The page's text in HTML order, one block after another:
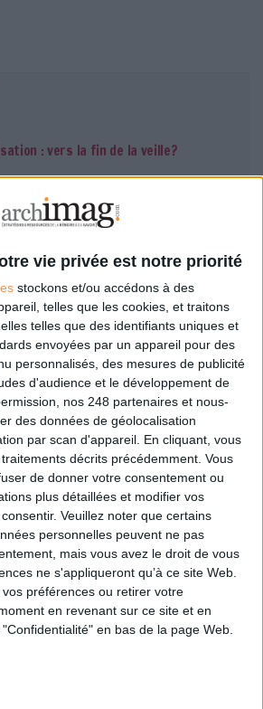
vie privée est notre priorité
stockons et/ou accédons à des
telles que les cookies, et traitons
telles que des identifiants uniques et
envoyées par un appareil pour des
personnalisés, des mesures de publicité
d'audience et le développement de
nos 248 partenaires et nous-
des données de géolocalisation
par scan d'appareil. En cliquant, vous
décrits précédemment. Vous
de donner votre consentement ou
plus détaillées et modifier vos
Veuillez noter que certains
personnelles peuvent ne pas
mais vous avez le droit de vous
ne s'appliqueront qu’à ce site Web.
préférences ou retirer votre
en revenant sur ce site et en
en bas de la page Web.
: vers la fin de la veille?
comment survivre face aux pressions?
public : le pivot de la transformation
cas d’usage et retours d’expérience
et électronique : enjeux, méthodes et
tirez profit de l’intelligence des